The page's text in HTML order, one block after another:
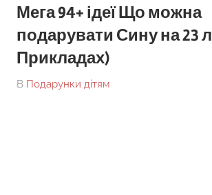
Мега 94+ ідеї Що можна
подарувати Сину на 23
Прикладах)
On
By
В Подарунки дітям